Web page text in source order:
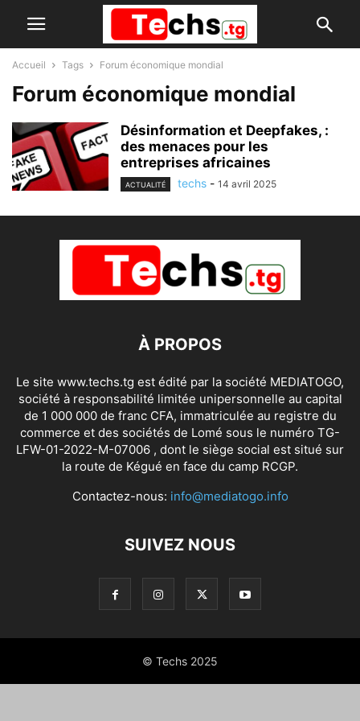
Accueil Tags Forum économique mondial
Forum économique mondial
Désinformation et Deepfakes, :
des menaces pour les
entreprises africaines
ACTUALITÉ techs - 14 avril 2025
À PROPOS
Le site www.techs.tg est édité par la société MEDIATOGO,
société à responsabilité limitée unipersonnelle au capital
de 1 000 000 de franc CFA, immatriculée au registre du
commerce et des sociétés de Lomé sous le numéro TG-
LFW-01-2022-M-07006 , dont le siège social est situé sur
la route de Kégué en face du camp RCGP.
Contactez-nous: info@mediatogo.info
SUIVEZ NOUS
© Techs 2025